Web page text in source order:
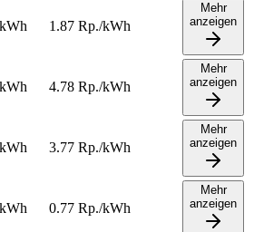
1.87 Rp./kWh
Mehr
anzeigen
4.78 Rp./kWh
Mehr
anzeigen
3.77 Rp./kWh
Mehr
anzeigen
0.77 Rp./kWh
Mehr
anzeigen